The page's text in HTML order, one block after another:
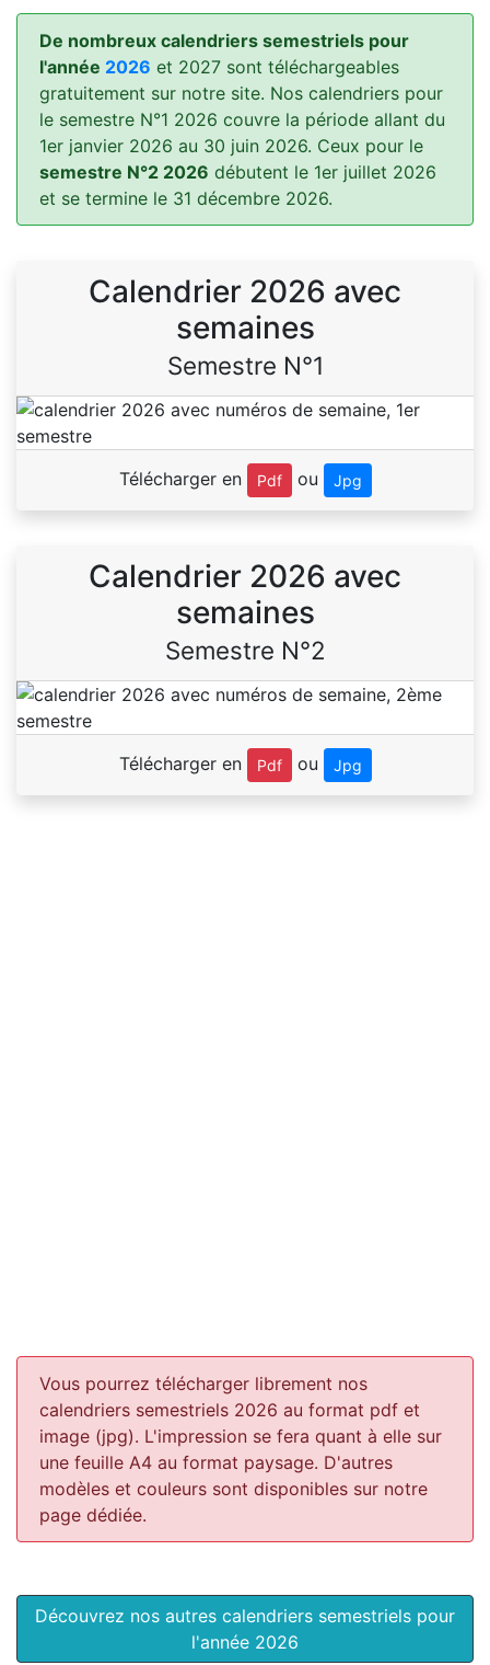
De nombreux calendriers semestriels pour
l'année 2026 et 2027 sont téléchargeables
gratuitement sur notre site. Nos calendriers pour
le semestre N°1 2026 couvre la période allant du
1er janvier 2026 au 30 juin 2026. Ceux pour le
semestre N°2 2026 débutent le 1er juillet 2026
et se termine le 31 décembre 2026.
Calendrier 2026 avec
semaines
Semestre N°1
Télécharger en Pdf ou Jpg
Calendrier 2026 avec
semaines
Semestre N°2
Télécharger en Pdf ou Jpg
Vous pourrez télécharger librement nos
calendriers semestriels 2026 au format pdf et
image (jpg). L'impression se fera quant à elle sur
une feuille A4 au format paysage. D'autres
modèles et couleurs sont disponibles sur notre
page dédiée.
Découvrez nos autres calendriers semestriels pour
l'année 2026